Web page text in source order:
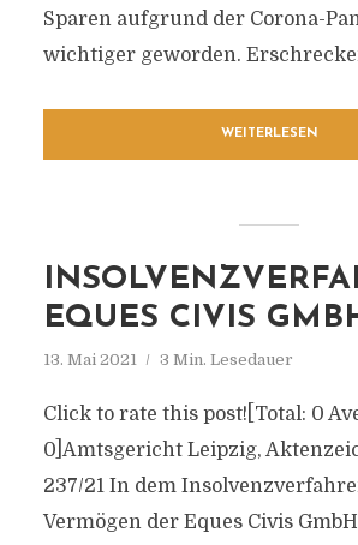
Sparen aufgrund der Corona-
wichtiger geworden.
WEITERLESEN
EQUES CIVIS
13. Mai 2021 3 Min. Lesedauer
Click to rate this post![Total: 0
0]Amtsgericht Leipzig,
237/21 In dem
Vermögen der Eques Civis